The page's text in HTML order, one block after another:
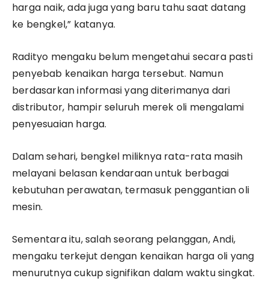
harga naik, ada juga yang baru tahu saat datang
ke bengkel,” katanya.
Radityo mengaku belum mengetahui secara pasti
penyebab kenaikan harga tersebut. Namun
berdasarkan informasi yang diterimanya dari
distributor, hampir seluruh merek oli mengalami
penyesuaian harga.
Dalam sehari, bengkel miliknya rata-rata masih
melayani belasan kendaraan untuk berbagai
kebutuhan perawatan, termasuk penggantian oli
mesin.
Sementara itu, salah seorang pelanggan, Andi,
mengaku terkejut dengan kenaikan harga oli yang
menurutnya cukup signifikan dalam waktu singkat.